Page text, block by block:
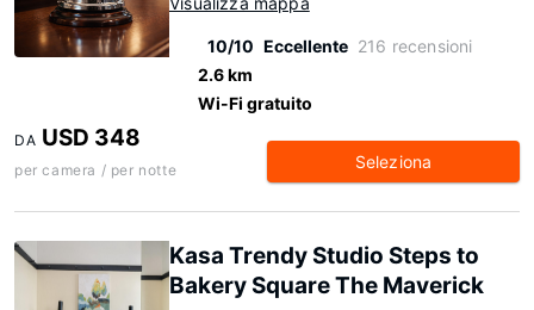
10/10 Eccellente 216 recensioni
2.6 km
Wi-Fi gratuito
DA USD 348
per camera / per notte Seleziona
Kasa Trendy Studio Steps to
Bakery Square The Maverick